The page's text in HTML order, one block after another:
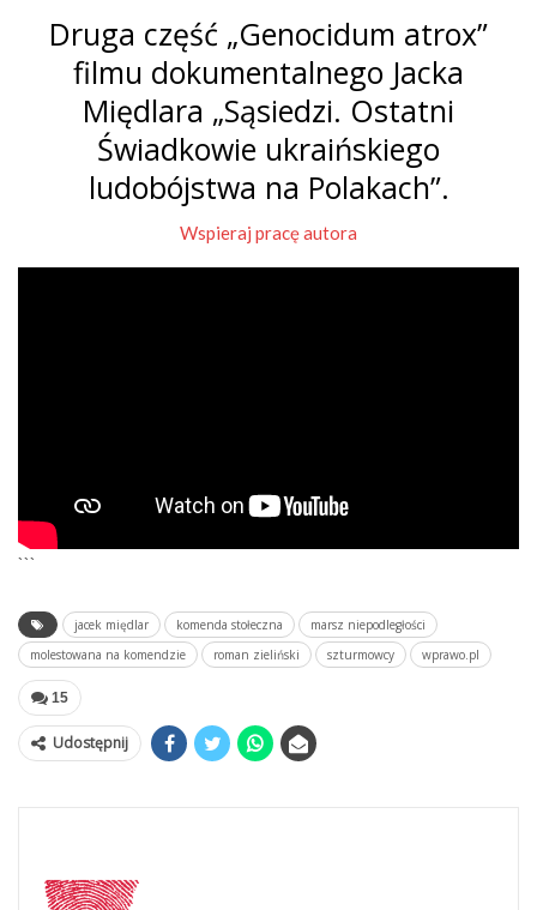
Druga część „Genocidum atrox”
filmu dokumentalnego Jacka
Międlara „Sąsiedzi. Ostatni
Świadkowie ukraińskiego
ludobójstwa na Polakach”.
Wspieraj pracę autora
```
jacek międlar komenda stołeczna
marsz niepodległości
molestowana na komendzie
roman zieliński szturmowcy wprawo.pl
15
Udostępnij